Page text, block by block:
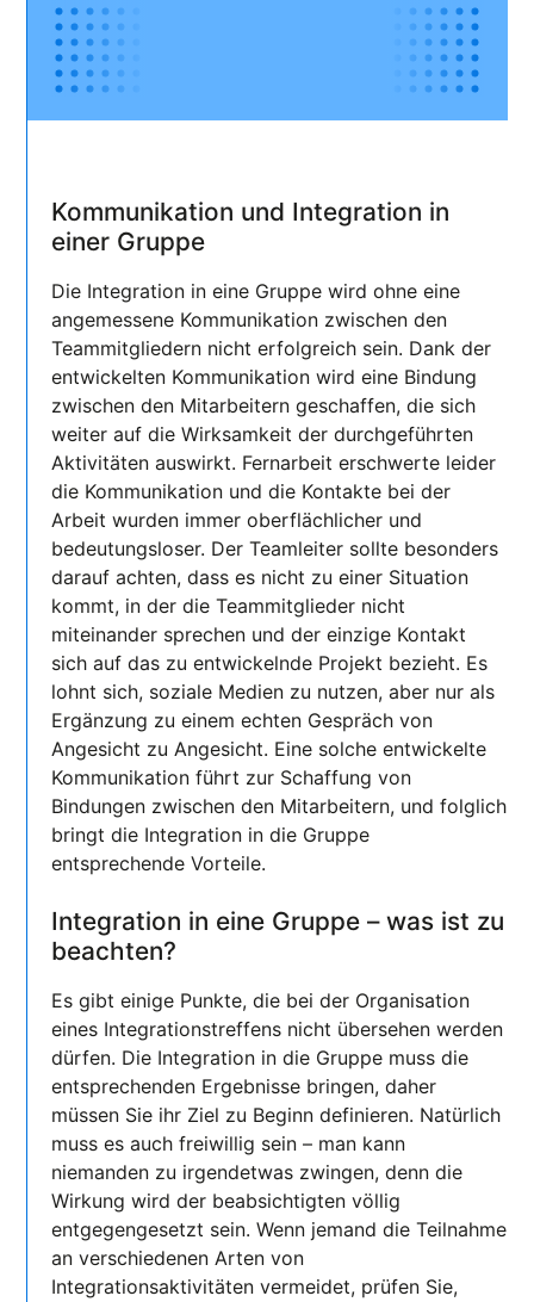
Kommunikation und Integration in
einer Gruppe
Die Integration in eine Gruppe wird ohne eine
angemessene Kommunikation zwischen den
Teammitgliedern nicht erfolgreich sein. Dank der
entwickelten Kommunikation wird eine Bindung
zwischen den Mitarbeitern geschaffen, die sich
weiter auf die Wirksamkeit der durchgeführten
Aktivitäten auswirkt. Fernarbeit erschwerte leider
die Kommunikation und die Kontakte bei der
Arbeit wurden immer oberflächlicher und
bedeutungsloser. Der Teamleiter sollte besonders
darauf achten, dass es nicht zu einer Situation
kommt, in der die Teammitglieder nicht
miteinander sprechen und der einzige Kontakt
sich auf das zu entwickelnde Projekt bezieht. Es
lohnt sich, soziale Medien zu nutzen, aber nur als
Ergänzung zu einem echten Gespräch von
Angesicht zu Angesicht. Eine solche entwickelte
Kommunikation führt zur Schaffung von
Bindungen zwischen den Mitarbeitern, und folglich
bringt die Integration in die Gruppe
entsprechende Vorteile.
Integration in eine Gruppe – was ist zu
beachten?
Es gibt einige Punkte, die bei der Organisation
eines Integrationstreffens nicht übersehen werden
dürfen. Die Integration in die Gruppe muss die
entsprechenden Ergebnisse bringen, daher
müssen Sie ihr Ziel zu Beginn definieren. Natürlich
muss es auch freiwillig sein – man kann
niemanden zu irgendetwas zwingen, denn die
Wirkung wird der beabsichtigten völlig
entgegengesetzt sein. Wenn jemand die Teilnahme
an verschiedenen Arten von
Integrationsaktivitäten vermeidet, prüfen Sie,